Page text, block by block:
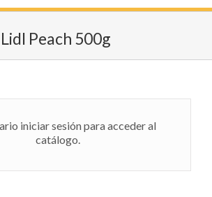
Lidl Peach 500g
iniciar sesión para acceder al
catálogo.